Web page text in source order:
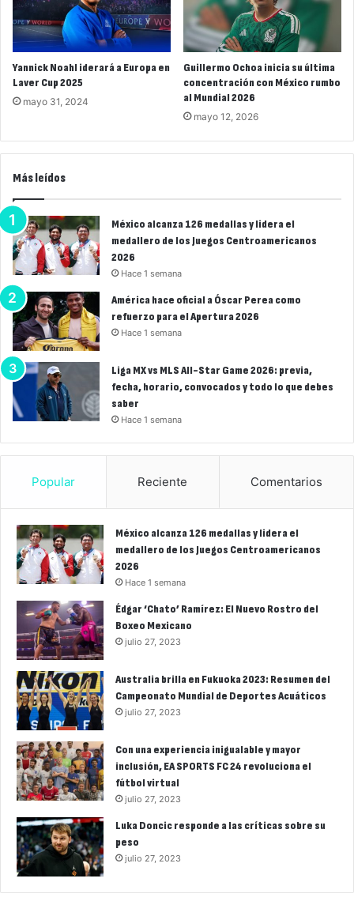
Yannick Noahl iderará a Europa en
Laver Cup 2025
mayo 31, 2024
Guillermo Ochoa inicia su última
concentración con México rumbo
al Mundial 2026
mayo 12, 2026
Más leídos
México alcanza 126 medallas y lidera el
medallero de los Juegos Centroamericanos
2026
Hace 1 semana
América hace oficial a Óscar Perea como
refuerzo para el Apertura 2026
Hace 1 semana
Liga MX vs MLS All-Star Game 2026: previa,
fecha, horario, convocados y todo lo que debes
saber
Hace 1 semana
Popular Reciente Comentarios
México alcanza 126 medallas y lidera el
medallero de los Juegos Centroamericanos
2026
Hace 1 semana
Édgar ‘Chato’ Ramírez: El Nuevo Rostro del
Boxeo Mexicano
julio 27, 2023
Australia brilla en Fukuoka 2023: Resumen del
Campeonato Mundial de Deportes Acuáticos
julio 27, 2023
Con una experiencia inigualable y mayor
inclusión, EA SPORTS FC 24 revoluciona el
fútbol virtual
julio 27, 2023
Luka Doncic responde a las críticas sobre su
peso
julio 27, 2023